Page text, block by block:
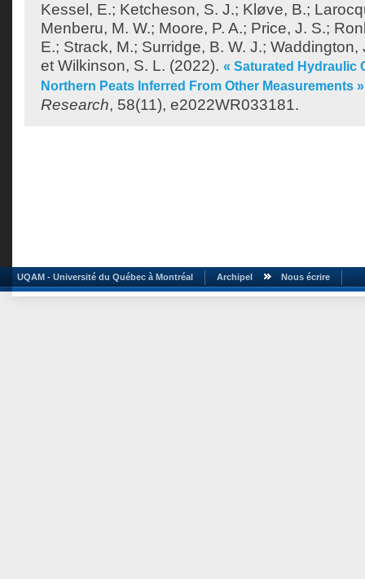
Kessel, E.; Ketcheson, S. J.; Kløve, B.;
Menberu, M. W.; Moore, P. A.; Price, J. S.;
E.; Strack, M.; Surridge, B. W. J.; Waddington,
et Wilkinson, S. L. (2022). « Saturated Hydraulic
Northern Peats Inferred From Other Measurements »
Research, 58(11), e2022WR033181.
UQAM - Université du Québec à Montréal Archipel Nous écrire